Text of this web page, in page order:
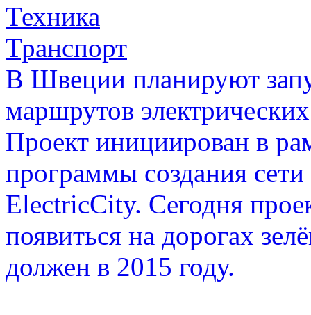
Техника
Транспорт
В Швеции планируют
маршрутов
Проект инициирован в
программы создания сети
ElectricCity. Сегодня
появиться на дорогах
должен в 2015 году.